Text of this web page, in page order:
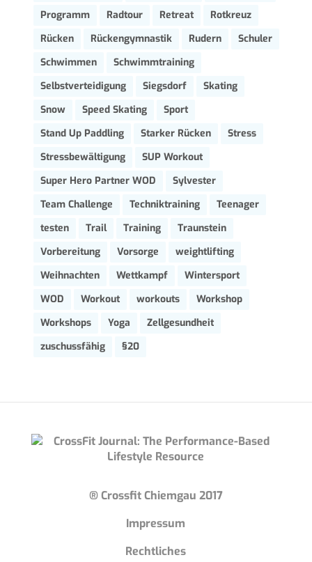
Programm
Radtour Retreat
Rotkreuz
Rücken
Rückengymnastik Rudern
Schuler
Schwimmen
Schwimmtraining
Selbstverteidigung
Siegsdorf
Skating
Snow
Speed Skating
Sport
Stand Up Paddling
Starker Rücken
Stress
Stressbewältigung
SUP Workout
Super Hero Partner WOD
Sylvester
Team Challenge
Techniktraining
Teenager
testen
Trail Training
Traunstein
Vorbereitung
Vorsorge
weightlifting
Weihnachten
Wettkampf
Wintersport
WOD
Workout workouts
Workshop
Workshops
Yoga
Zellgesundheit
zuschussfähig
§20
® Crossfit Chiemgau 2017
Impressum
Rechtliches